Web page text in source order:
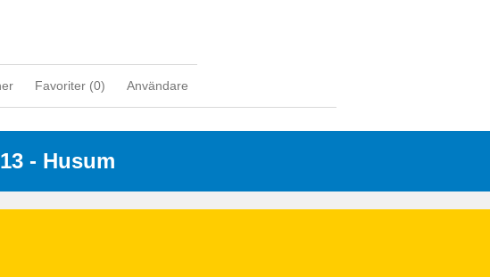
Favoriter (0) Användare
- Husum